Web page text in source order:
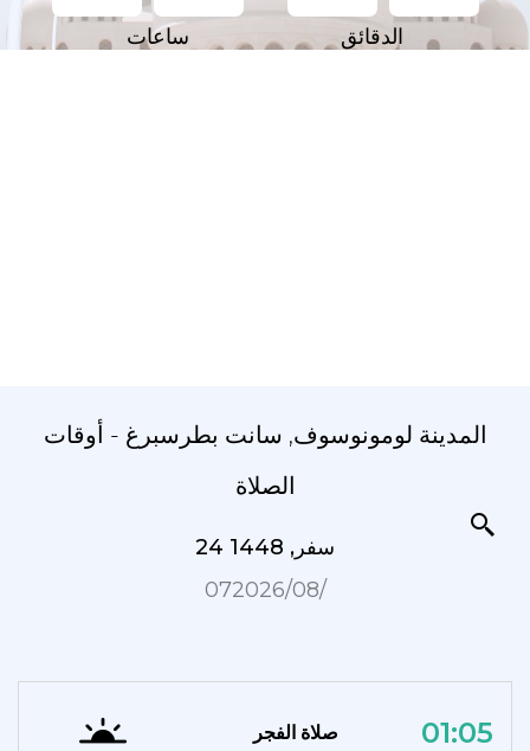
ساعات الدقائق
المدينة لومونوسوف, سانت بطرسبرغ - أوقات
الصلاة
24 سفر, 1448
07‏/08‏/2026
صلاة الفجر 01:05